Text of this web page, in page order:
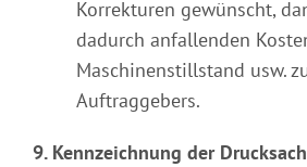
Korrekturen gewünscht,
dadurch anfallenden
Maschinenstillstand usw.
Auftraggebers.
9. Kennzeichnung der